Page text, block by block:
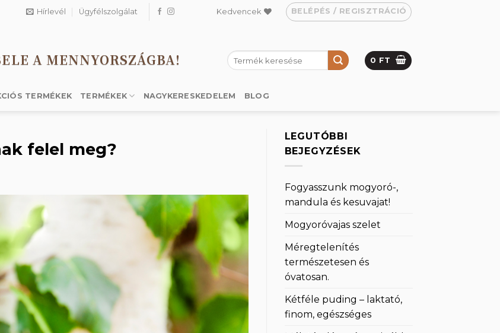
Hírlevél Ügyfélszolgálat Kedvencek BELÉPÉS / REGISZTRÁCIÓ
A MENNYORSZÁGBA!
Keresés
a
0 FT
TERMÉKEK TERMÉKEK NAGYKERESKEDELEM BLOG
felel meg?
LEGUTÓBBI
BEJEGYZÉSEK
Fogyasszunk mogyoró-,
mandula és kesuvajat!
Mogyoróvajas szelet
Méregtelenítés
természetesen és
óvatosan.
Kétféle puding – laktató,
finom, egészséges